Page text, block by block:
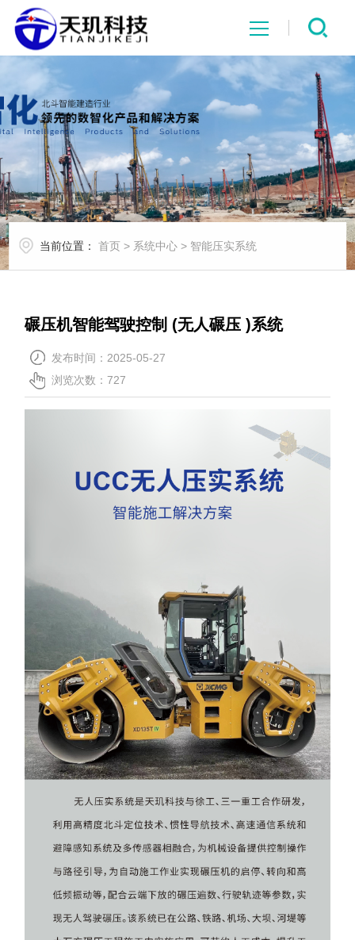
网站首页
系统中心
解决方案
项目案例
产品中心
行业资讯
当前位置： 首页 > 系统中心 > 智能压实系统
碾压机智能驾驶控制 (无人碾压 )系统
发布时间：2025-05-27
浏览次数：727